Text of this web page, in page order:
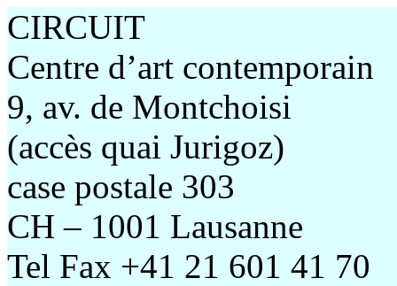
CIRCUIT
Centre d’art contemporain
9, av. de Montchoisi
(accès quai Jurigoz)
case postale 303
CH – 1001 Lausanne
Tel Fax +41 21 601 41 70